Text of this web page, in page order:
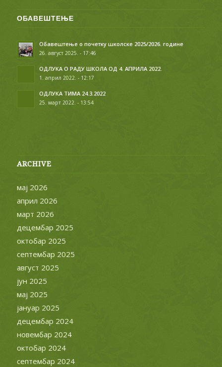
ОБАВЕШТЕЊЕ
Обавештење о почетку школске 2025/2026. године
26. август 2025. - 17:46
ОДЛУКА О РАДУ ШКОЛА ОД 4. АПРИЛА 2022.
1. април 2022. - 12:17
ОДЛУКА ТИМА 24.3.2022
25. март 2022. - 13:54
ARCHIVE
мај 2026
април 2026
март 2026
децембар 2025
октобар 2025
септембар 2025
август 2025
јун 2025
мај 2025
јануар 2025
децембар 2024
новембар 2024
октобар 2024
септембар 2024